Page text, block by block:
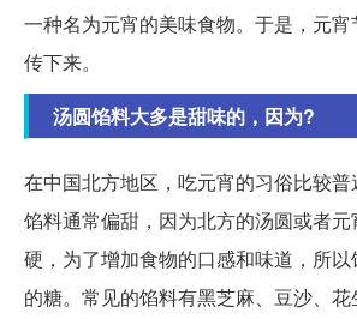
一种名为元宵的美味食物。于是，元
传下来。
汤圆馅料大多是甜味的，因为?
在中国北方地区，吃元宵的习俗比较
馅料通常偏甜，因为北方的汤圆或者
硬，为了增加食物的口感和味道，所
的糖。常见的馅料有黑芝麻、豆沙、